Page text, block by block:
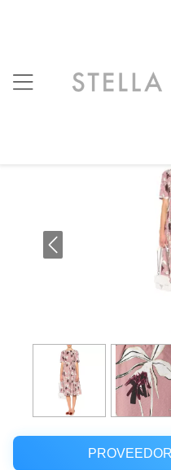
Inicio Products>Vestido Maxi Largo
Ropa De La Mujer
Vestido maxi
algodón de la